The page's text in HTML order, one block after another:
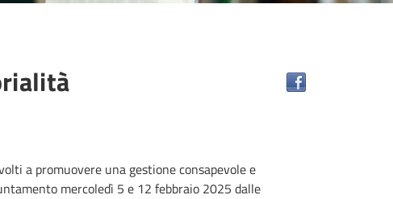
a promuovere una gestione consapevole e
mercoledì 5 e 12 febbraio 2025 dalle